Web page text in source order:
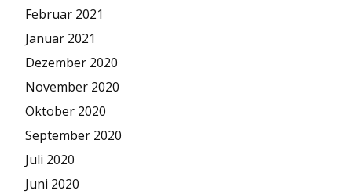
Februar 2021
Januar 2021
Dezember 2020
November 2020
Oktober 2020
September 2020
Juli 2020
Juni 2020